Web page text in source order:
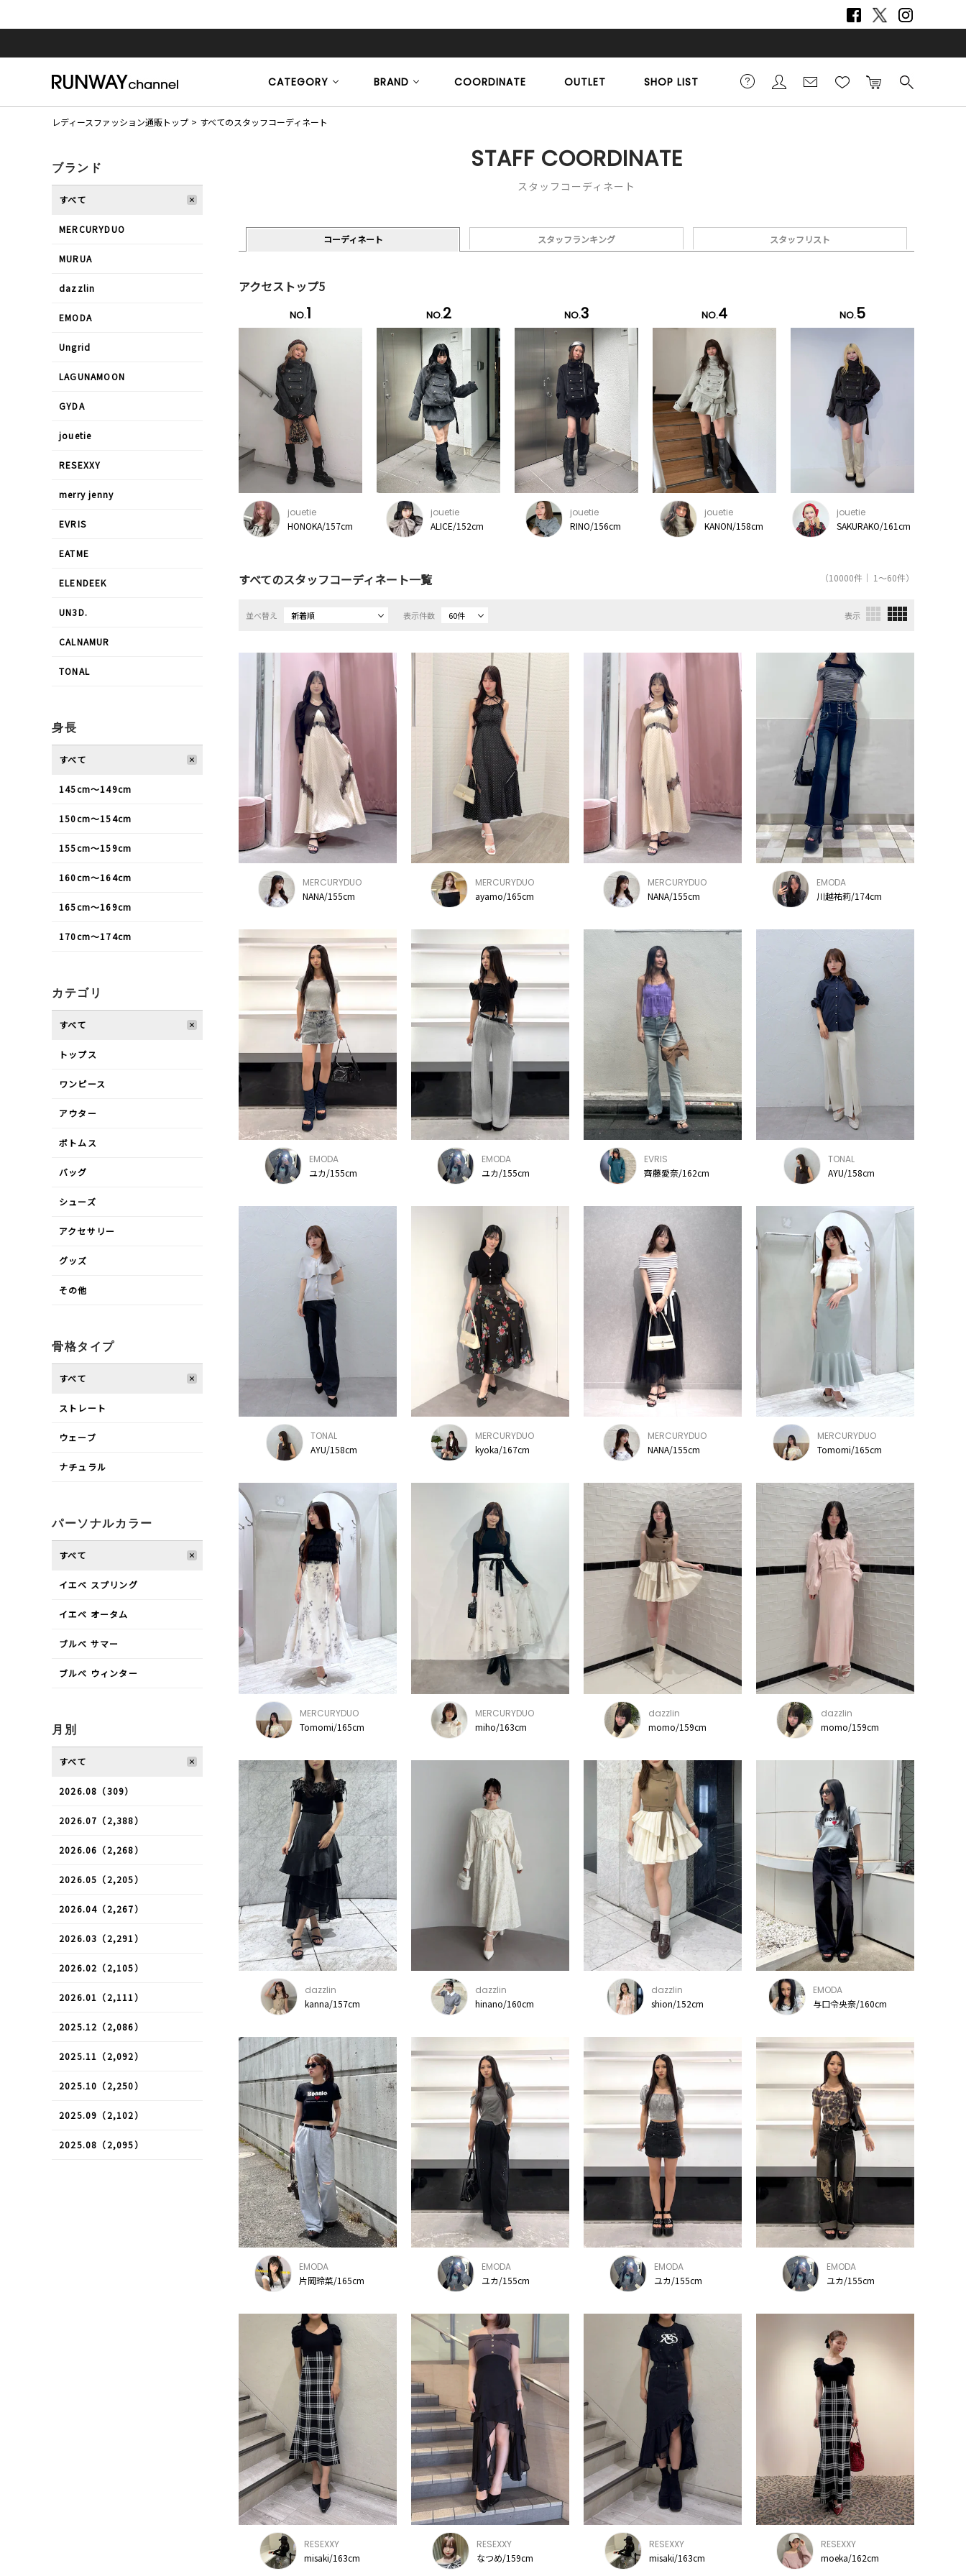
CATEGORY BRAND COORDINATE OUTLET SHOP LIST
レディースファッション通販トップ すべてのスタッフコーディネート
STAFF COORDINATE
スタッフコーディネート
コーディネート スタッフランキング スタッフリスト
アクセストップ5
NO.1
jouetie
HONOKA/157cm
NO.2
jouetie
ALICE/152cm
NO.3
jouetie
RINO/156cm
NO.4
jouetie
KANON/158cm
NO.5
jouetie
SAKURAKO/161cm
すべてのスタッフコーディネート一覧 （10000件｜ 1～60件）
並べ替え 新着順 表示件数 60件 表示
MERCURYDUO
NANA/155cm
MERCURYDUO
ayamo/165cm
MERCURYDUO
NANA/155cm
EMODA
川越祐莉/174cm
EMODA
ユカ/155cm
EMODA
ユカ/155cm
EVRIS
齊藤愛奈/162cm
TONAL
AYU/158cm
TONAL
AYU/158cm
MERCURYDUO
kyoka/167cm
MERCURYDUO
NANA/155cm
MERCURYDUO
Tomomi/165cm
MERCURYDUO
Tomomi/165cm
MERCURYDUO
miho/163cm
dazzlin
momo/159cm
dazzlin
momo/159cm
dazzlin
kanna/157cm
dazzlin
hinano/160cm
dazzlin
shion/152cm
EMODA
与口令央奈/160cm
EMODA
片岡玲菜/165cm
EMODA
ユカ/155cm
EMODA
ユカ/155cm
EMODA
ユカ/155cm
RESEXXY
misaki/163cm
RESEXXY
なつめ/159cm
RESEXXY
misaki/163cm
RESEXXY
moeka/162cm
ブランド
すべて
MERCURYDUO
MURUA
dazzlin
EMODA
Ungrid
LAGUNAMOON
GYDA
jouetie
RESEXXY
merry jenny
EVRIS
EATME
ELENDEEK
UN3D.
CALNAMUR
TONAL
身長
すべて
145cm〜149cm
150cm〜154cm
155cm〜159cm
160cm〜164cm
165cm〜169cm
170cm〜174cm
カテゴリ
すべて
トップス
ワンピース
アウター
ボトムス
バッグ
シューズ
アクセサリー
グッズ
その他
骨格タイプ
すべて
ストレート
ウェーブ
ナチュラル
パーソナルカラー
すべて
イエベ スプリング
イエベ オータム
ブルべ サマー
ブルべ ウィンター
月別
すべて
2026.08（309）
2026.07（2,388）
2026.06（2,268）
2026.05（2,205）
2026.04（2,267）
2026.03（2,291）
2026.02（2,105）
2026.01（2,111）
2025.12（2,086）
2025.11（2,092）
2025.10（2,250）
2025.09（2,102）
2025.08（2,095）